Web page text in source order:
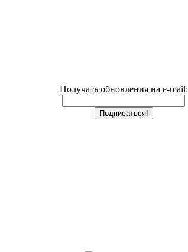
Получать обновления на e-mail: